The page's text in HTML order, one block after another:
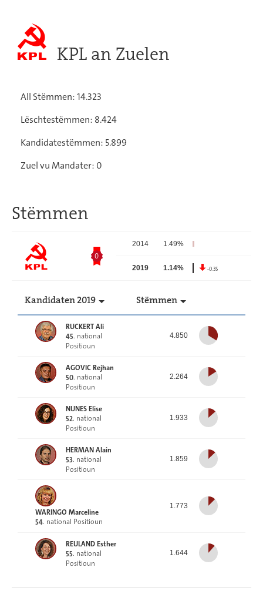
KPL an Zuelen
All Stëmmen: 14.323
Lëschtestëmmen: 8.424
Kandidatestëmmen: 5.899
Zuel vu Mandater: 0
Stëmmen
0
2014 1.49%
2019 1.14% -0.35
Kandidaten 2019 Stëmmen
RUCKERT Ali
45. national
Positioun
4.850
AGOVIC Rejhan
50. national
Positioun
2.264
NUNES Elise
52. national
Positioun
1.933
HERMAN Alain
53. national
Positioun
1.859
WARINGO Marceline
54. national Positioun
1.773
REULAND Esther
55. national
Positioun
1.644